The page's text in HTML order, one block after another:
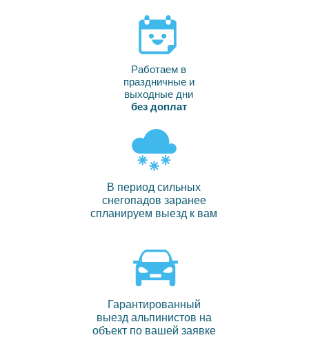
Работаем в
праздничные и
выходные дни
без доплат
В период сильных
снегопадов заранее
спланируем выезд к вам
Гарантированный
выезд альпинистов на
объект по вашей заявке